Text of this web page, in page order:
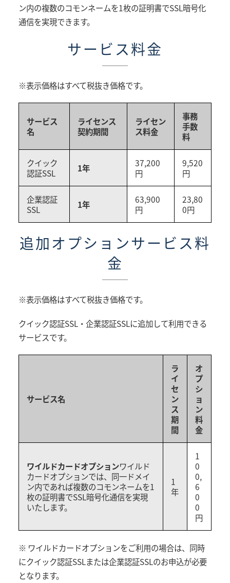
ン内の複数のコモンネームを1枚の証明書でSSL暗号化
通信を実現できます。
サービス料金
※表示価格はすべて税抜き価格です。
サービス
名
ライセンス
契約期間
ライセン
ス料金
事務
手数
料
クイック
認証SSL
1年
37,200
円
9,520
円
企業認証
SSL
1年
63,900
円
23,80
0円
追加オプションサービス料
金
※表示価格はすべて税抜き価格です。
クイック認証SSL・企業認証SSLに追加して利用できる
サービスです。
サービス名
ラ
イ
セ
ン
ス
期
間
オ
プ
シ
ョ
ン
料
金
ワイルドカードオプションワイルド
カードオプションでは、同一ドメイ
ン内であれば複数のコモンネームを1
枚の証明書でSSL暗号化通信を実現
いたします。
1
年
1
0
0,
6
0
0
円
※ ワイルドカードオプションをご利用の場合は、同時
にクイック認証SSLまたは企業認証SSLのお申込が必要
となります。